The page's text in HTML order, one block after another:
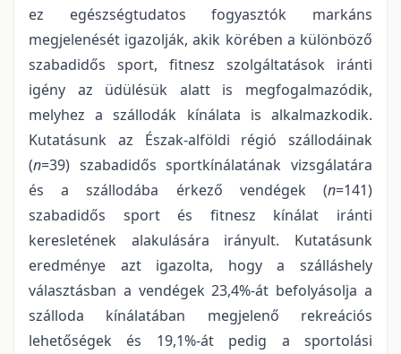
ez egészségtudatos fogyasztók markáns
megjelenését igazolják, akik körében a különböző
szabadidős sport, fitnesz szolgáltatások iránti
igény az üdülésük alatt is megfogalmazódik,
melyhez a szállodák kínálata is alkalmazkodik.
Kutatásunk az Észak-alföldi régió szállodáinak
(n=39) szabadidős sportkínálatának vizsgálatára
és a szállodába érkező vendégek (n=141)
szabadidős sport és fitnesz kínálat iránti
keresletének alakulására irányult. Kutatásunk
eredménye azt igazolta, hogy a szálláshely
választásban a vendégek 23,4%-át befolyásolja a
szálloda kínálatában megjelenő rekreációs
lehetőségek és 19,1%-át pedig a sportolási